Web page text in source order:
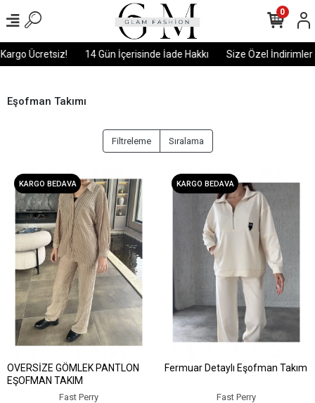
Ücretsiz! 14 Gün İçerisinde İade Hakkı Size Özel İndirimler
0
Eşofman Takımı
Filtreleme Sıralama
KARGO BEDAVA
Sepete Ekle
OVERSİZE GÖMLEK PANTLON
EŞOFMAN TAKIM
Fast Perry
KARGO BEDAVA
Sepete Ekle
Fermuar Detaylı Eşofman Takım
Fast Perry